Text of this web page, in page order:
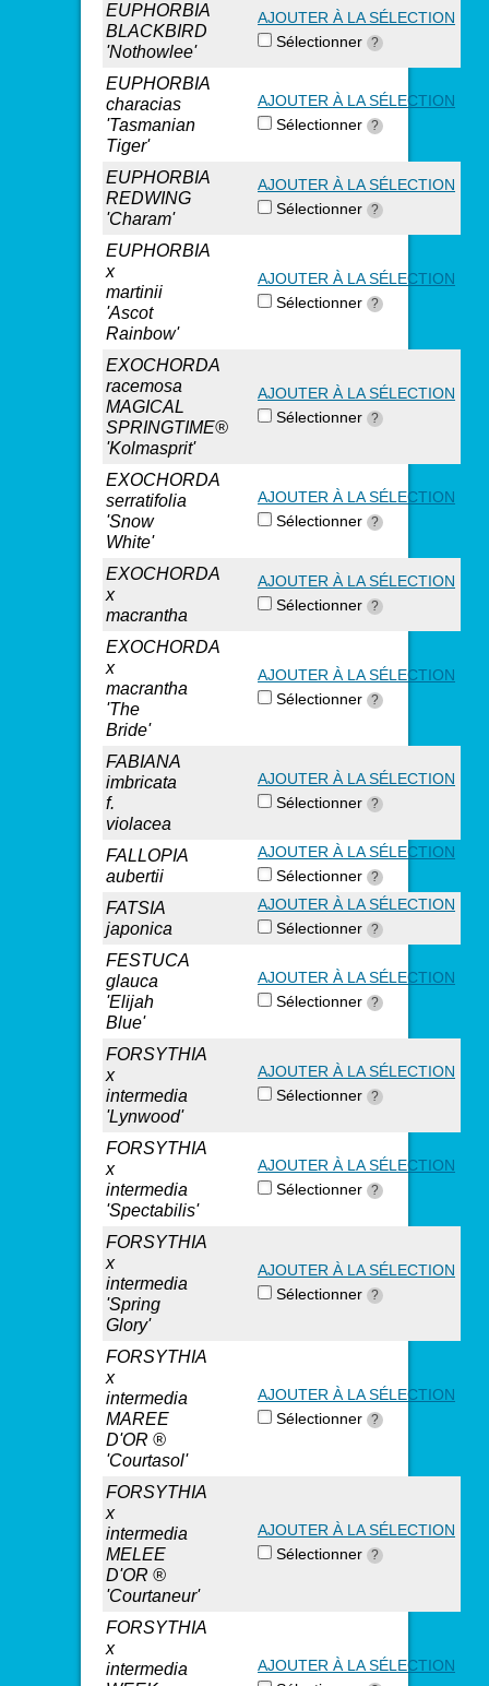
EUPHORBIA
BLACKBIRD
'Nothowlee'
AJOUTER À LA SÉLECTION
Sélectionner ?
EUPHORBIA
characias
'Tasmanian
Tiger'
AJOUTER À LA SÉLECTION
Sélectionner ?
EUPHORBIA
REDWING
'Charam'
AJOUTER À LA SÉLECTION
Sélectionner ?
EUPHORBIA
x
martinii
'Ascot
Rainbow'
AJOUTER À LA SÉLECTION
Sélectionner ?
EXOCHORDA
racemosa
MAGICAL
SPRINGTIME®
'Kolmasprit'
AJOUTER À LA SÉLECTION
Sélectionner ?
EXOCHORDA
serratifolia
'Snow
White'
AJOUTER À LA SÉLECTION
Sélectionner ?
EXOCHORDA
x
macrantha
AJOUTER À LA SÉLECTION
Sélectionner ?
EXOCHORDA
x
macrantha
'The
Bride'
AJOUTER À LA SÉLECTION
Sélectionner ?
FABIANA
imbricata
f.
violacea
AJOUTER À LA SÉLECTION
Sélectionner ?
FALLOPIA
aubertii
AJOUTER À LA SÉLECTION
Sélectionner ?
FATSIA
japonica
AJOUTER À LA SÉLECTION
Sélectionner ?
FESTUCA
glauca
'Elijah
Blue'
AJOUTER À LA SÉLECTION
Sélectionner ?
FORSYTHIA
x
intermedia
'Lynwood'
AJOUTER À LA SÉLECTION
Sélectionner ?
FORSYTHIA
x
intermedia
'Spectabilis'
AJOUTER À LA SÉLECTION
Sélectionner ?
FORSYTHIA
x
intermedia
'Spring
Glory'
AJOUTER À LA SÉLECTION
Sélectionner ?
FORSYTHIA
x
intermedia
MAREE
D'OR ®
'Courtasol'
AJOUTER À LA SÉLECTION
Sélectionner ?
FORSYTHIA
x
intermedia
MELEE
D'OR ®
'Courtaneur'
AJOUTER À LA SÉLECTION
Sélectionner ?
FORSYTHIA
x
intermedia
AJOUTER À LA SÉLECTION